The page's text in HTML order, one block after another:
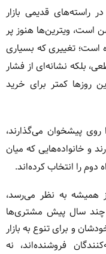
قدیمی بازار
است، ویترین‌ها هنوز پر
است؛ تغییری که بسیاری
بلکه نشانه‌ای از فشار
روزها کمتر برای خرید
پیشخوان می‌گذارند،
و خانواده‌هایی که میان
را انتخاب کرده‌اند.
از همیشه به نظر می‌رسد،
چند سال پیش مشتری‌ها
و برای تنوع به بازار
فروشنده‌اند، نه